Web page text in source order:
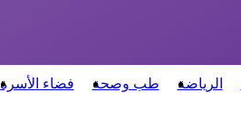
الرياضة طب وصحة فضاء الأسرة